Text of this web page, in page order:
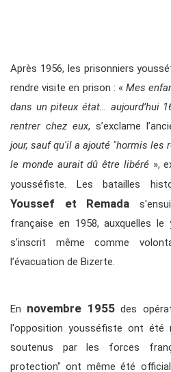
Après 1956, les prisonniers
rendre visite en prison : « Mes
dans un piteux état… aujourd’hui
rentrer chez eux, s’exclame
jour, sauf qu'il a ajouté "hormis les
le monde aurait dû être libéré»,
yousséfiste. Les batailles
Youssef et Remada
française en 1958, auxquelles
s'inscrit même comme
l’évacuation de Bizerte.
En novembre 1955des
l'opposition yousséfiste ont été
soutenus par les forces
protection" ont même été